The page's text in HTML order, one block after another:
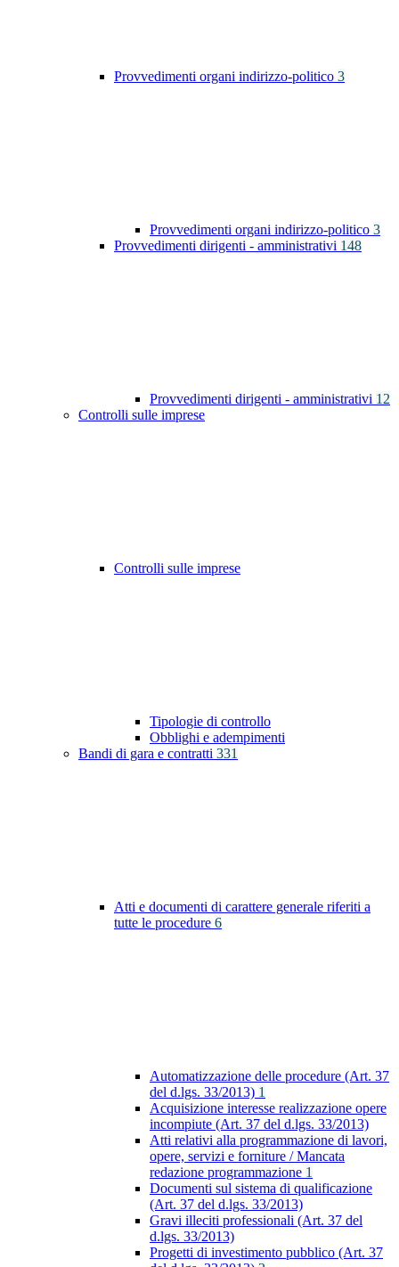
Provvedimenti organi indirizzo-politico 3
Provvedimenti organi indirizzo-politico 3
Provvedimenti dirigenti - amministrativi 148
Provvedimenti dirigenti - amministrativi 12
Controlli sulle imprese
Controlli sulle imprese
Tipologie di controllo
Obblighi e adempimenti
Bandi di gara e contratti 331
Atti e documenti di carattere generale riferiti a
tutte le procedure 6
Automatizzazione delle procedure (Art. 37
del d.lgs. 33/2013) 1
Acquisizione interesse realizzazione opere
incompiute (Art. 37 del d.lgs. 33/2013)
Atti relativi alla programmazione di lavori,
opere, servizi e forniture / Mancata
redazione programmazione 1
Documenti sul sistema di qualificazione
(Art. 37 del d.lgs. 33/2013)
Gravi illeciti professionali (Art. 37 del
d.lgs. 33/2013)
Progetti di investimento pubblico (Art. 37